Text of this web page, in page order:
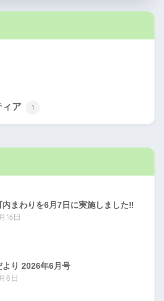
ィア 1
内まわりを6月7日に実施しました‼
16日
より 2026年6月号
8日